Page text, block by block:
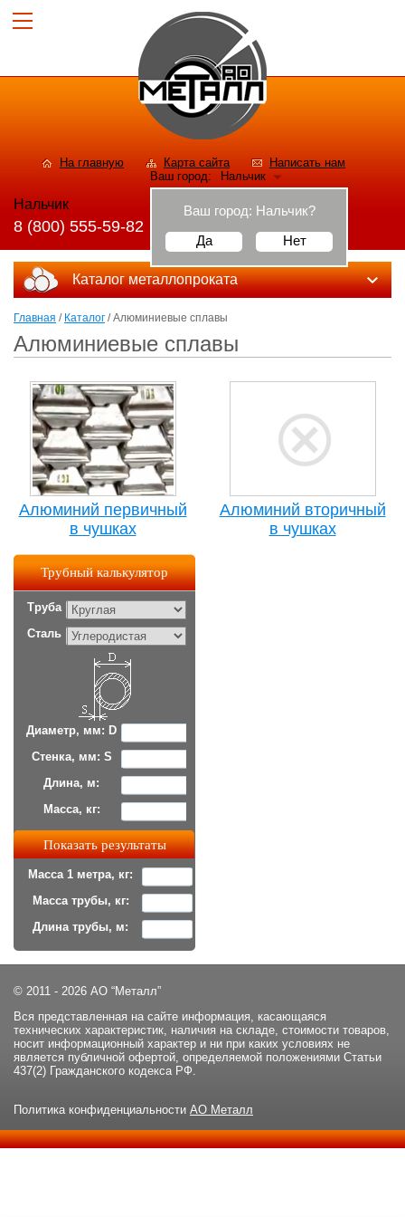
На главную Карта сайта
Написать нам
Ваш город:
Нальчик
Ваш город: Нальчик?
Да
Нет
Нальчик
8 (800) 555-59-82
Каталог металлопроката
Главная / Каталог / Алюминиевые сплавы
Алюминиевые сплавы
Алюминий первичный
в чушках
Алюминий вторичный
в чушках
Трубный калькулятор
Труба
Сталь
Диаметр, мм: D
Стенка, мм: S
Длина, м:
Масса, кг:
Масса 1 метра, кг:
Масса трубы, кг:
Длина трубы, м:
© 2011 - 2026 АО “Металл”
Вся представленная на сайте информация, касающаяся
технических характеристик, наличия на складе, стоимости товаров,
носит информационный характер и ни при каких условиях не
является публичной офертой, определяемой положениями Статьи
437(2) Гражданского кодекса РФ.
Политика конфиденциальности АО Металл